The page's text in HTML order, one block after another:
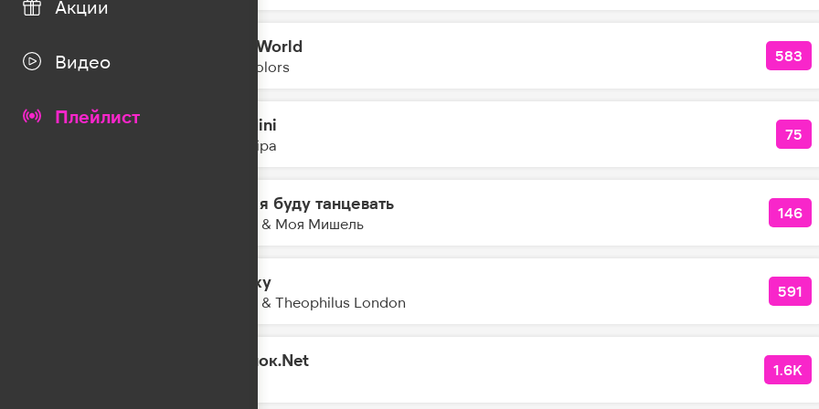
Акции
Видео
Плейлист
10:37 Mad World
Twocolors
583
Houdini
Dua Lipa
75
Если я буду танцевать
Баста & Моя Мишель
146
Galaxy
Kungs & Theophilus London
591
Одинок.Net 1.6K